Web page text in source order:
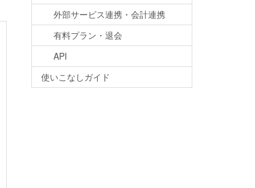
外部サービス連携・会計連携
有料プラン・退会
API
使いこなしガイド